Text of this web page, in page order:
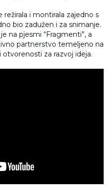
i montirala zajedno s
bio zadužen i za snimanje.
na pjesmi “Fragmenti”, a
partnerstvo temeljeno na
za razvoj ideja.